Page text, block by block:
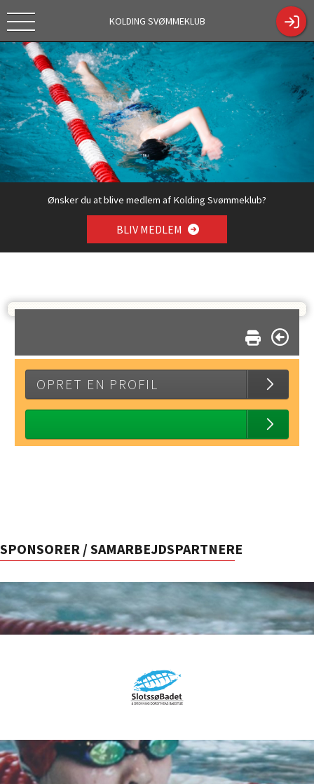
KOLDING SVØMMEKLUB
Tekstc
Tilmelding
sæson
2026/2027
https://kol
dingsk.dk/
ShowCont
entPage.a
spx?
ContentPa
geID=330
4
Ønsker du at blive medlem af Kolding Svømmeklub?
BLIV MEDLEM
OPRET EN PROFIL
SPONSORER / SAMARBEJDSPARTNERE